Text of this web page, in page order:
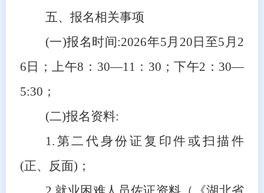
五、报名相关事项
(一)报名时间:2026年5月20日至5月2
6日；上午8：30—11：30；下午2：30—
5:30；
(二)报名资料:
1.第二代身份证复印件或扫描件
(正、反面)；